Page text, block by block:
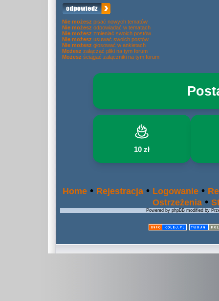
Nie możesz pisać nowych tematów
Nie możesz odpowiadać w tematach
Nie możesz zmieniać swoich postów
Nie możesz usuwać swoich postów
Nie możesz głosować w ankietach
Możesz załączać pliki na tym forum
Możesz ściągać załączniki na tym forum
10 zł
Home • Rejestracja • Logowanie •
Ostrzeżenia •
Powered by phpBB modified by